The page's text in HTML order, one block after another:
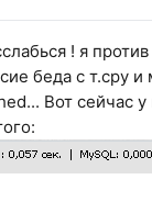
! я
беда с т.сру
Вот сейчас